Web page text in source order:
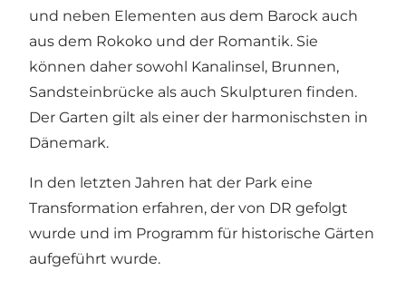
und neben Elementen aus dem Barock auch
aus dem Rokoko und der Romantik. Sie
können daher sowohl Kanalinsel, Brunnen,
Sandsteinbrücke als auch Skulpturen finden.
Der Garten gilt als einer der harmonischsten in
Dänemark.
In den letzten Jahren hat der Park eine
Transformation erfahren, der von DR gefolgt
wurde und im Programm für historische Gärten
aufgeführt wurde.